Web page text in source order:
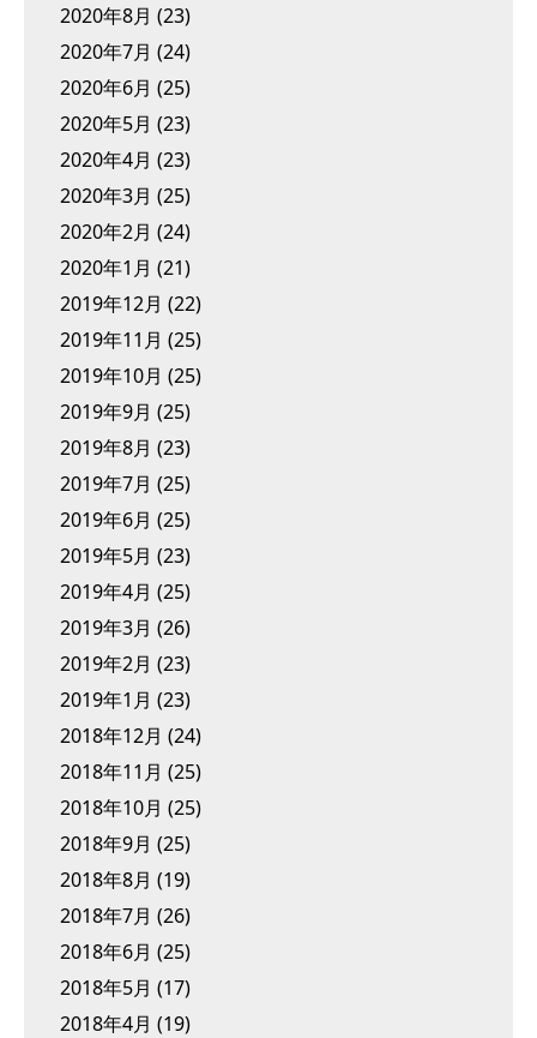
2020年8月 (23)
2020年7月 (24)
2020年6月 (25)
2020年5月 (23)
2020年4月 (23)
2020年3月 (25)
2020年2月 (24)
2020年1月 (21)
2019年12月 (22)
2019年11月 (25)
2019年10月 (25)
2019年9月 (25)
2019年8月 (23)
2019年7月 (25)
2019年6月 (25)
2019年5月 (23)
2019年4月 (25)
2019年3月 (26)
2019年2月 (23)
2019年1月 (23)
2018年12月 (24)
2018年11月 (25)
2018年10月 (25)
2018年9月 (25)
2018年8月 (19)
2018年7月 (26)
2018年6月 (25)
2018年5月 (17)
2018年4月 (19)